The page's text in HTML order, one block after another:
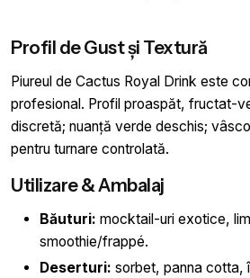
Profil de Gust și Textură
Piureul de Cactus Royal Drink este
profesional. Profil proaspăt, fructat-
discretă; nuanță verde deschis;
pentru turnare controlată.
Utilizare & Ambalaj
Băuturi: mocktail-uri exotice,
smoothie/frappé.
Deserturi: sorbet, panna cotta,